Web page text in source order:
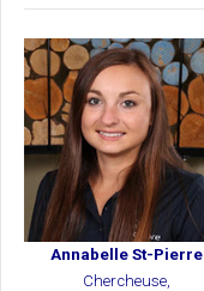
Annabelle St-Pierre
Chercheuse,